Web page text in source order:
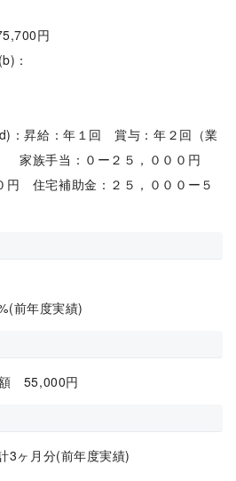
円
：
：昇給：年１回 賞与：年２回（業
家族手当：０ー２５，０００円
円 住宅補助金：２５，０００ー５
前年度実績)
額 55,000円
ヶ月分(前年度実績)